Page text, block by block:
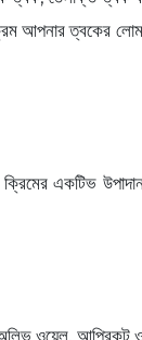
আপনার
একটিভ